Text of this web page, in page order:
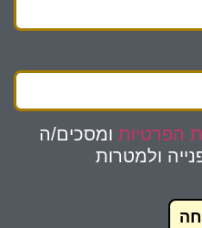
הפרטיות ומסכים/ה
ולמטרות